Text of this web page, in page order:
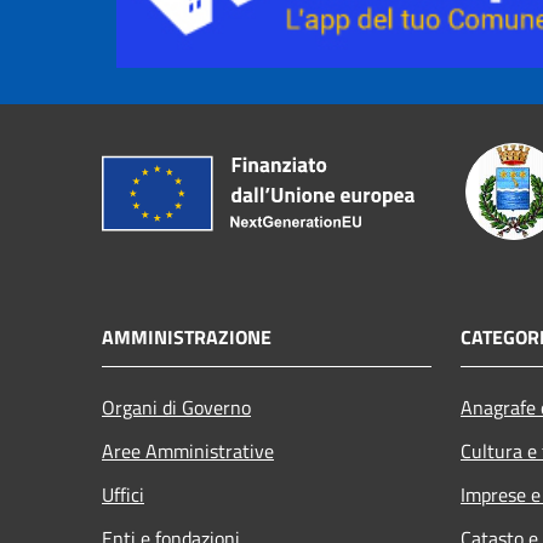
AMMINISTRAZIONE
Organi di Governo
Aree Amministrative
Uffici
Cultura
Imprese